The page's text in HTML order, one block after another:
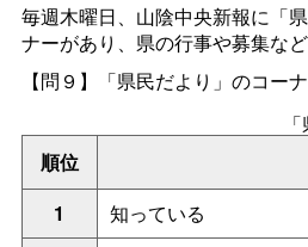
毎週木曜日、山陰中央新報に「
ナーがあり、県の行事や募集な
【問９】「県民だより」のコー
順位
1
知っている